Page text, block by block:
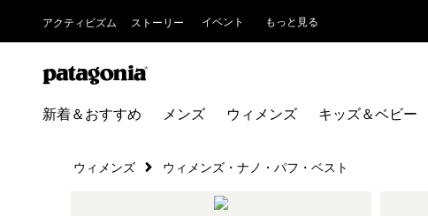
アクティビズム ストーリー イベント もっと見る
新着＆おすすめ メンズ ウィメンズ キッズ＆ベビー
ウィメンズ ウィメンズ・ナノ・パフ・ベスト